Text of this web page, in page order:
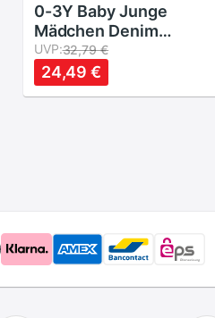
0-3Y Baby Junge
Mädchen Denim
Hosen Kleinkind Kind
Bär Sweatpant Jogger
Elastische Böden
UVP:32,79 €
24,49 €